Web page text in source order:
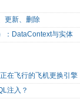
更新、删除
：DataContext与实体
在飞行的飞机更换引擎
注入？